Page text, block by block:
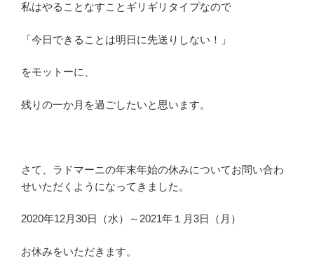
私はやることなすことギリギリタイプなので
「今日できることは明日に先送りしない！」
をモットーに、
残りの一か月を過ごしたいと思います。
さて、ラドマーニの年末年始の休みについてお問い合わ
せいただくようになってきました。
2020年12月30日（水）～2021年１ 月3日（月）
お休みをいただきます。